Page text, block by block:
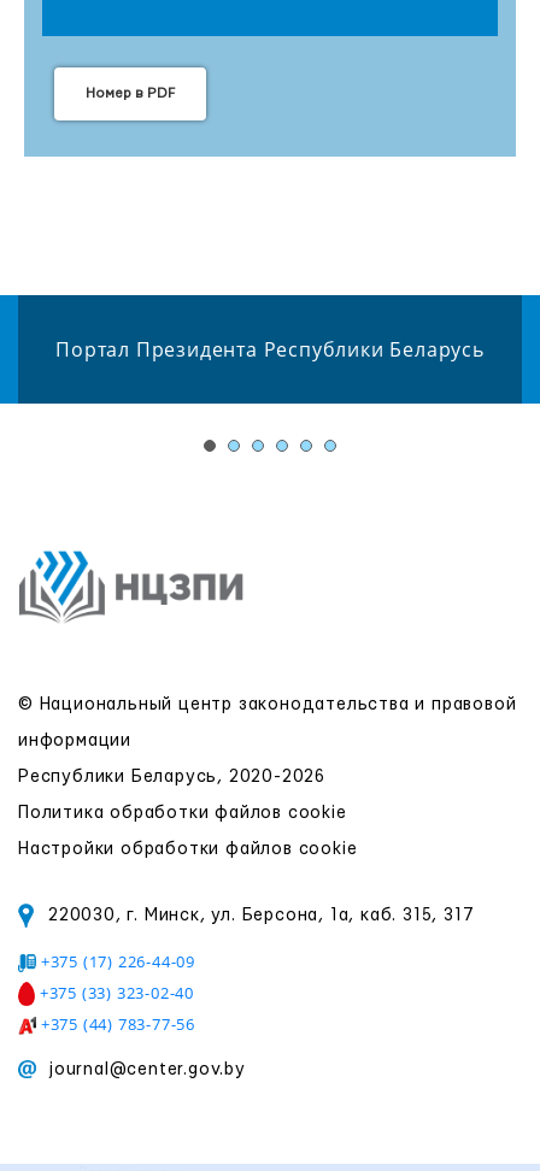
Номер в PDF
Портал Президента Республики Беларусь
© Национальный центр законодательства и правовой
информации
Республики Беларусь, 2020-2026
Политика обработки файлов cookie
Настройки обработки файлов cookie
220030, г. Минск, ул. Берсона, 1а, каб. 315, 317
+375 (17) 226-44-09
+375 (33) 323-02-40
+375 (44) 783-77-56
journal@center.gov.by